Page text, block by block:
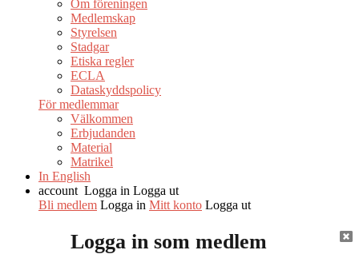
Om föreningen
Medlemskap
Styrelsen
Stadgar
Etiska regler
ECLA
Dataskyddspolicy
För medlemmar
Välkommen
Erbjudanden
Material
Matrikel
In English
account Logga in Logga ut
Bli medlem Logga in Mitt konto Logga ut
Logga in som medlem